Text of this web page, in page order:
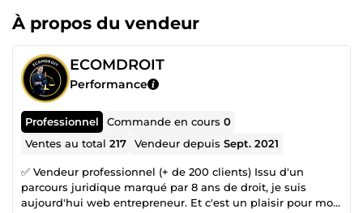
À propos du vendeur
ECOMDROIT
Performance
Professionnel Commande en cours0
Ventes au total217 Vendeur depuisSept. 2021
✅ Vendeur professionnel (+ de 200 clients) Issu d'un
parcours juridique marqué par 8 ans de droit, je suis
aujourd'hui web entrepreneur. Et c'est un plaisir pour moi